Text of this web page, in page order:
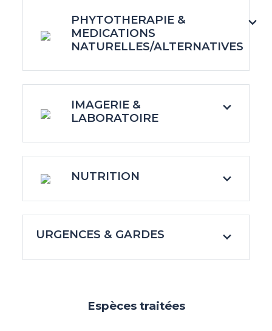
PHYTOTHERAPIE &
MEDICATIONS
NATURELLES/ALTERNATIVES
IMAGERIE &
LABORATOIRE
NUTRITION
URGENCES & GARDES
Espèces traitées